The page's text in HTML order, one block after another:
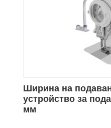
Ширина на
устройство за
мм